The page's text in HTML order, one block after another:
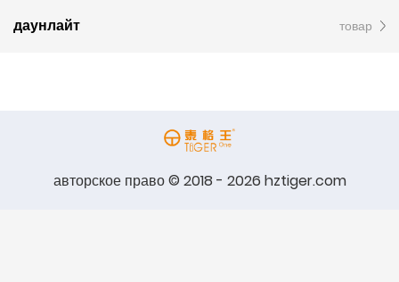
даунлайт товар
авторское право © 2018 - 2026 hztiger.com